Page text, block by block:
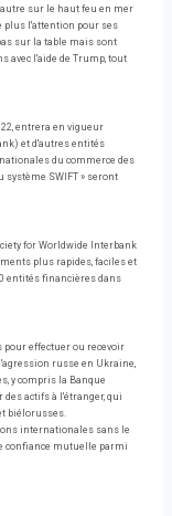
autre sur le haut feu en mer
plus l'attention pour ses
sur la table mais sont
avec l'aide de Trump, tout
entrera en vigueur
et d'autres entités
du commerce des
SWIFT » seront
for Worldwide Interbank
plus rapides, faciles et
entités financières dans
pour effectuer ou recevoir
russe en Ukraine,
y compris la Banque
actifs à l'étranger, qui
biélorusses.
internationales sans le
confiance mutuelle parmi